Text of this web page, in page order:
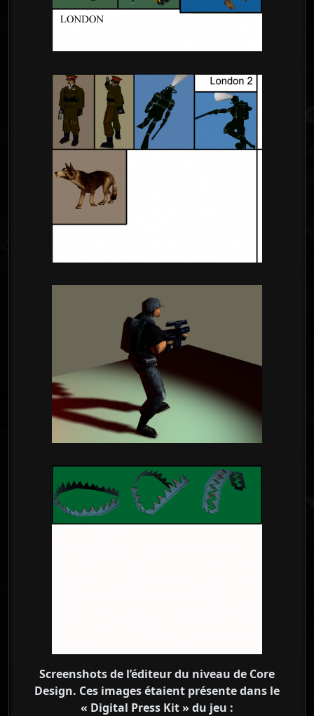
Screenshots de l’éditeur du niveau de Core
Design. Ces images étaient présente dans le
« Digital Press Kit » du jeu :